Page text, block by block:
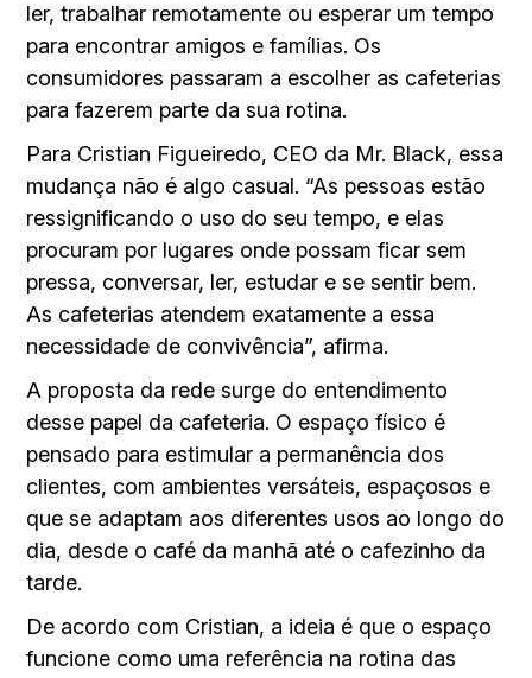
ler, trabalhar remotamente ou esperar um tempo
para encontrar amigos e famílias. Os
consumidores passaram a escolher as cafeterias
para fazerem parte da sua rotina.
Para Cristian Figueiredo, CEO da Mr. Black, essa
mudança não é algo casual. “As pessoas estão
ressignificando o uso do seu tempo, e elas
procuram por lugares onde possam ficar sem
pressa, conversar, ler, estudar e se sentir bem.
As cafeterias atendem exatamente a essa
necessidade de convivência”, afirma.
A proposta da rede surge do entendimento
desse papel da cafeteria. O espaço físico é
pensado para estimular a permanência dos
clientes, com ambientes versáteis, espaçosos e
que se adaptam aos diferentes usos ao longo do
dia, desde o café da manhã até o cafezinho da
tarde.
De acordo com Cristian, a ideia é que o espaço
funcione como uma referência na rotina das